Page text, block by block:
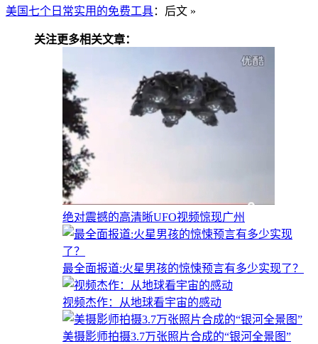
美国七个日常实用的免费工具：后文 »
关注更多相关文章：
绝对震撼的高清晰UFO视频惊现广州
最全面报道:火星男孩的惊悚预言有多少实现了？
视频杰作：从地球看宇宙的感动
美摄影师拍摄3.7万张照片合成的“银河全景图”